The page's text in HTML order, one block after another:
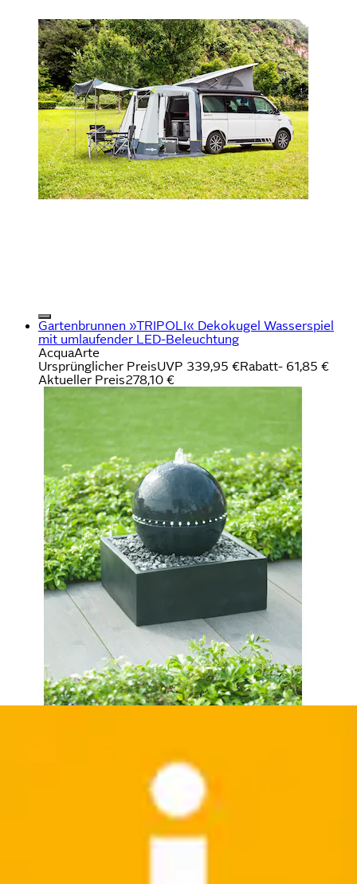
Gartenbrunnen »TRIPOLI« Dekokugel Wasserspiel
mit umlaufender LED-Beleuchtung
AcquaArte
Ursprünglicher PreisUVP 339,95 €Rabatt- 61,85 €
Aktueller Preis278,10 €
Gartenbrunnen »Wasserfall Chios«
UVP 179,00 €
161,99 €